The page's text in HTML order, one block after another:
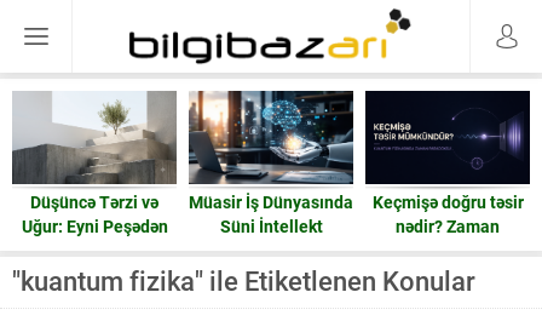
Düşüncə Tərzi və
Uğur: Eyni Peşədən
Fərqli Nəticələrə
Gedən Yol
Müasir İş Dünyasında
Süni İntellekt
Keçmişə doğru təsir
nədir? Zaman
həqiqətən geri işləyə
bilərmi?
"kuantum fizika" ile Etiketlenen Konular